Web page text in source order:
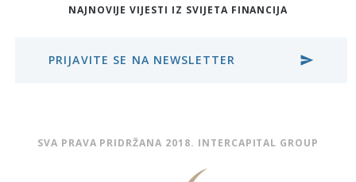
NAJNOVIJE VIJESTI IZ SVIJETA FINANCIJA
PRIJAVITE SE NA NEWSLETTER send
SVA PRAVA PRIDRŽANA 2018. INTERCAPITAL GROUP